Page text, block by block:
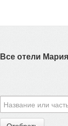
Все отели